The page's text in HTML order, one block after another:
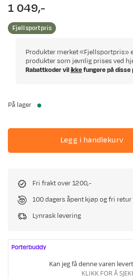
price
1 049,-
Fjellsportpris
Produkter merket «Fjellsportpris»
produkter som jevnlig prises ved
Rabattkoder vilikkefungere på disse
På lager
Legg i handlekurv
Fri frakt over 1200,-
100 dagers åpent kjøp og fri retur
Lynrask levering
Kan jeg få denne varen levert
KLIKK FOR Å